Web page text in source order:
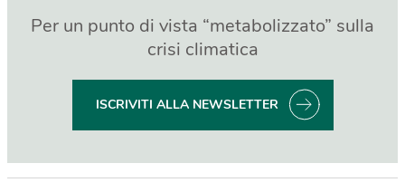
Per un punto di vista “metabolizzato” sulla
crisi climatica
ISCRIVITI ALLA NEWSLETTER